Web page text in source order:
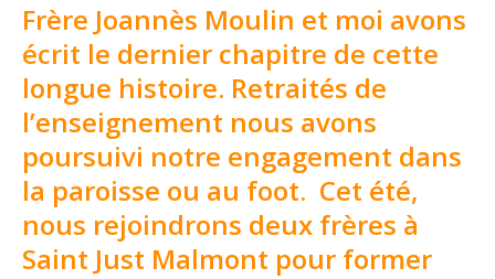
Frère Joannès Moulin et moi avons
écrit le dernier chapitre de cette
longue histoire. Retraités de
l’enseignement nous avons
poursuivi notre engagement dans
la paroisse ou au foot. Cet été,
nous rejoindrons deux frères à
Saint Just Malmont pour former